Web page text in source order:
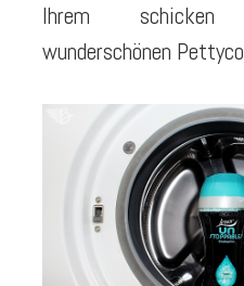
Ihrem
wunderschönen